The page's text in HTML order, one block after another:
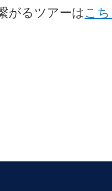
がるツアーはこち